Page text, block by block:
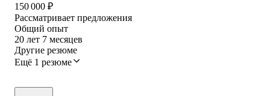
150 000 ₽
Рассматривает предложения
Общий опыт
20 лет 7 месяцев
Другие резюме
Ещё 1 резюме